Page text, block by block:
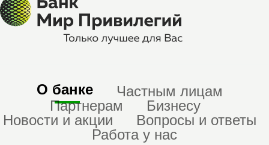
О банке Частным лицам
Партнерам Бизнесу
Новости и акции Вопросы и ответы
Работа у нас